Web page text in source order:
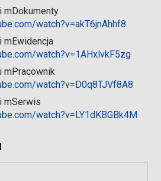
mDokumenty
watch?v=akT6jnAhhf8
mEwidencja
watch?v=1AHxlvkF5zg
mPracownik
watch?v=D0q8TJVf8A8
mSerwis
watch?v=LY1dKBGBk4M